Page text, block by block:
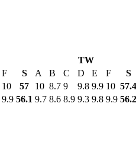
TW
F S A B C D E F
S
10 57 10 8.7 9 9.8 9.9 10 57.4
9.9 56.1 9.7 8.6 8.9 9.3 9.8 9.9 56.2